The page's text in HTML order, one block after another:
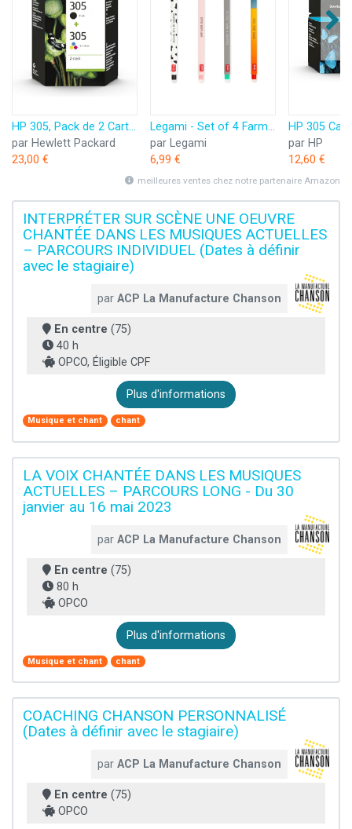
HP 305, Pack de 2 Cartouches d’Encre Originales, 6ZD17AE, Noir, Cyan, Jaune, Magenta
par Hewlett Packard
23,00 €
Legami - Set of 4 Farm Sweet Farm Erasable Gel Pens, Stylos à encre thermosensible effaçable, noir, rose, vert, rouge, efface sans consommer de feuille, pointe 0,7 mm
par Legami
6,99 €
par HP
12,60 €
meilleures ventes chez notre partenaire Amazon
INTERPRÉTER SUR SCÈNE UNE OEUVRE
CHANTÉE DANS LES MUSIQUES ACTUELLES
– PARCOURS INDIVIDUEL (Dates à définir
avec le stagiaire)
parACP La Manufacture Chanson
En centre (75)
40 h
OPCO, Éligible CPF
Plus d'informations
Musique et chant chant
LA VOIX CHANTÉE DANS LES MUSIQUES
ACTUELLES – PARCOURS LONG - Du 30
janvier au 16 mai 2023
parACP La Manufacture Chanson
En centre (75)
80 h
OPCO
Plus d'informations
Musique et chant chant
COACHING CHANSON PERSONNALISÉ
(Dates à définir avec le stagiaire)
parACP La Manufacture Chanson
En centre (75)
OPCO